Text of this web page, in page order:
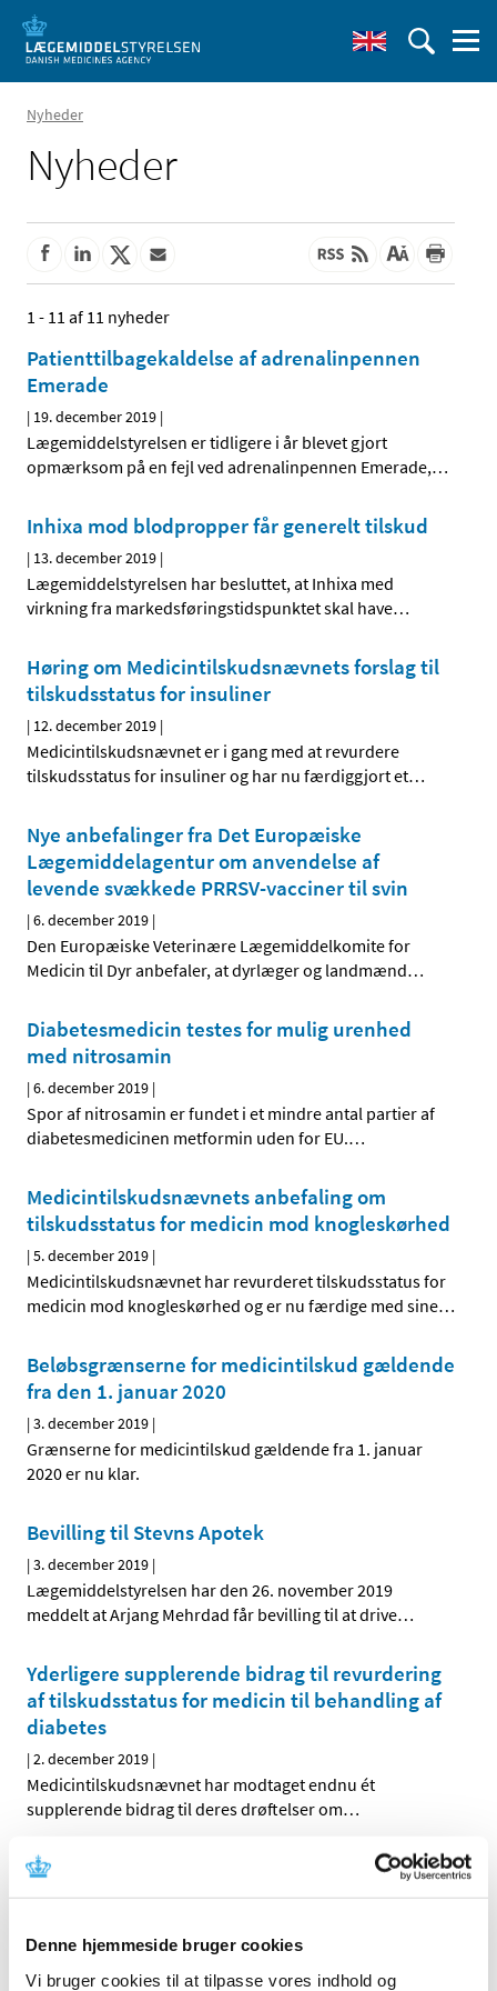
Denne hjemmeside bruger cookies
Vi bruger cookies til at tilpasse vores indhold og
Nyheder
Nyheder
1 - 11 af 11 nyheder
Patienttilbagekaldelse af adrenalinpennen
Emerade
| 19. december 2019 |
Lægemiddelstyrelsen er tidligere i år blevet gjort
opmærksom på en fejl ved adrenalinpennen Emerade,…
Inhixa mod blodpropper får generelt tilskud
| 13. december 2019 |
Lægemiddelstyrelsen har besluttet, at Inhixa med
virkning fra markedsføringstidspunktet skal have…
Høring om Medicintilskudsnævnets forslag til
tilskudsstatus for insuliner
| 12. december 2019 |
Medicintilskudsnævnet er i gang med at revurdere
tilskudsstatus for insuliner og har nu færdiggjort et…
Nye anbefalinger fra Det Europæiske
Lægemiddelagentur om anvendelse af
levende svækkede PRRSV-vacciner til svin
|6. december 2019 |
Den Europæiske Veterinære Lægemiddelkomite for
Medicin til Dyr anbefaler, at dyrlæger og landmænd…
Diabetesmedicin testes for mulig urenhed
med nitrosamin
|6. december 2019 |
Spor af nitrosamin er fundet i et mindre antal partier af
diabetesmedicinen metformin uden for EU.…
Medicintilskudsnævnets anbefaling om
tilskudsstatus for medicin mod knogleskørhed
|5. december 2019 |
Medicintilskudsnævnet har revurderet tilskudsstatus for
medicin mod knogleskørhed og er nu færdige med sine…
Beløbsgrænserne for medicintilskud gældende
fra den 1. januar 2020
|3. december 2019 |
Grænserne for medicintilskud gældende fra 1. januar
2020 er nu klar.
Bevilling til Stevns Apotek
|3. december 2019 |
Lægemiddelstyrelsen har den 26. november 2019
meddelt at Arjang Mehrdad får bevilling til at drive…
Yderligere supplerende bidrag til revurdering
af tilskudsstatus for medicin til behandling af
diabetes
|2. december 2019 |
Medicintilskudsnævnet har modtaget endnu ét
supplerende bidrag til deres drøftelser om…
Binosto mod knogleskørhed får ikke generelt
klausuleret tilskud
Lægemiddelstyrelsen har besluttet, at Binosto
brusetabletter, der indeholder alendronat, ikke skal